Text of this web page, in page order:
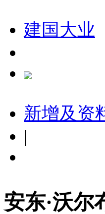
建国大业
新增及资
|
安东·沃尔